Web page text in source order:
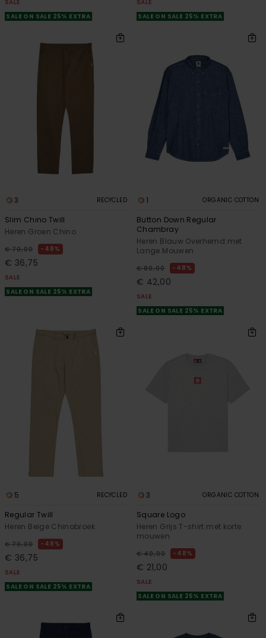
SALE
SALE ON SALE 25% EXTRA
SALE
SALE ON SALE 25% EXTRA
3 RECYCLED
Slim Chino Twill
Heren Groen Chino
€ 70,00 48%
€ 36,75
SALE
SALE ON SALE 25% EXTRA
1 ORGANIC COTTON
Button Down Regular
Chambray
Heren Blauw Overhemd met
Lange Mouwen
€ 80,00 48%
€ 42,00
SALE
SALE ON SALE 25% EXTRA
5 RECYCLED
Regular Twill
Heren Beige Chinobroek
€ 70,00 48%
€ 36,75
SALE
SALE ON SALE 25% EXTRA
3 ORGANIC COTTON
Square Logo
Heren Grijs T-shirt met korte
mouwen
€ 40,00 48%
€ 21,00
SALE
SALE ON SALE 25% EXTRA